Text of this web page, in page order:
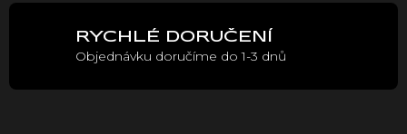
RYCHLÉ DORUČENÍ
Objednávku doručíme do 1-3 dnů